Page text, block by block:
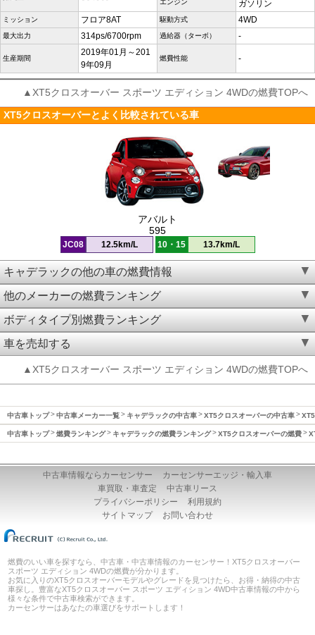
エンジン
ガソリン
ミッション フロア8AT 駆動方式 4WD
最大出力 314ps/6700rpm 過給器（ターボ） -
生産期間
2019年01月～201
9年09月
燃費性能 -
▲XT5クロスオーバー スポーツ エディション 4WDの燃費TOPへ
XT5クロスオーバーとよく比較されている車
アバルト
595
JC08 12.5km/L 10・15 13.7km/L
キャデラックの他の車の燃費情報
他のメーカーの燃費ランキング
ボディタイプ別燃費ランキング
車を売却する
▲XT5クロスオーバー スポーツ エディション 4WDの燃費TOPへ
中古車トップ 中古車メーカー一覧 キャデラックの中古車 XT5クロスオーバーの中古車
中古車トップ 燃費ランキング キャデラックの燃費ランキング XT5クロスオーバーの燃費
中古車情報ならカーセンサー
カーセンサーエッジ・輸入車
車買取・車査定
中古車リース
プライバシーポリシー
利用規約
サイトマップ
お問い合わせ
燃費のいい車を探すなら、中古車・中古車情報のカーセンサー！XT5クロスオーバー
スポーツ エディション 4WDの燃費が分かります。
お気に入りのXT5クロスオーバーモデルやグレードを見つけたら、お得・納得の中古
車探し。豊富なXT5クロスオーバー スポーツ エディション 4WD中古車情報の中から
様々な条件で中古車検索ができます。
カーセンサーはあなたの車選びをサポートします！